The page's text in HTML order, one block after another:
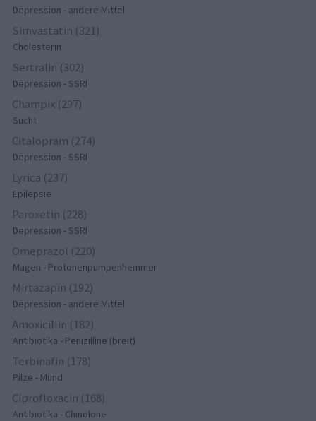
Depression - andere Mittel
Simvastatin (321)
Cholesterin
Sertralin (302)
Depression - SSRI
Champix (297)
Sucht
Citalopram (274)
Depression - SSRI
Lyrica (237)
Epilepsie
Paroxetin (228)
Depression - SSRI
Omeprazol (220)
Magen - Protonenpumpenhemmer
Mirtazapin (192)
Depression - andere Mittel
Amoxicillin (182)
Antibiotika - Penizilline (breit)
Terbinafin (178)
Pilze - Mund
Ciprofloxacin (168)
Antibiotika - Chinolone